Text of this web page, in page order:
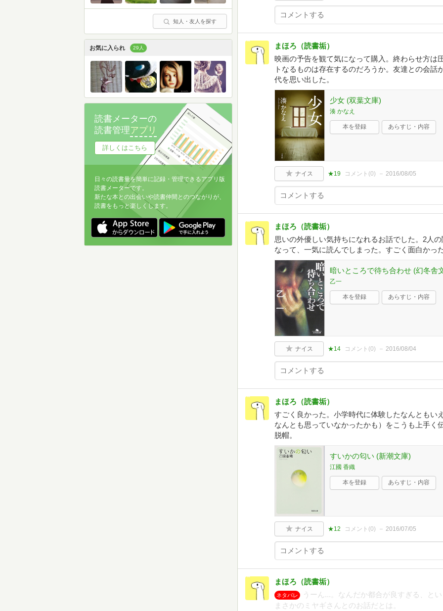
まほろ（読書垢）
映画の予告を観て気になって購入。終わらせ方は
トなるものは存在するのだろうか。友達との会
代を思い出した。
少女 (双葉文庫)
湊 かなえ
本を登録 あらすじ・内容
ナイス ★19 コメント(0) 2016/08/05
まほろ（読書垢）
思いの外優しい気持ちになれるお話でした。2人
なって、一気に読んでしまった。すごく面白かっ
暗いところで待ち合わせ (幻冬舎
乙一
本を登録 あらすじ・内容
ナイス ★14 コメント(0) 2016/08/04
まほろ（読書垢）
すごく良かった。小学時代に体験したなんともい
なんとも思っていなかったかも）をこうも上手く
脱帽。
すいかの匂い (新潮文庫)
江國 香織
本を登録 あらすじ・内容
ナイス ★12 コメント(0) 2016/07/05
まほろ（読書垢）
ネタバレ
うーん...。なんだか都合が良すぎる、と
まさかのミヤギさんとのお話だとは。
知人・友人を探す
お気に入られ 29人
読書メーターの
読書管理アプリ
詳しくはこちら
日々の読書量を簡単に記録・管理できるアプリ版
読書メーターです。
新たな本との出会いや読書仲間とのつながりが、
読書をもっと楽しくします。